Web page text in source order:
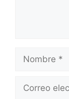
Nombre
Correo